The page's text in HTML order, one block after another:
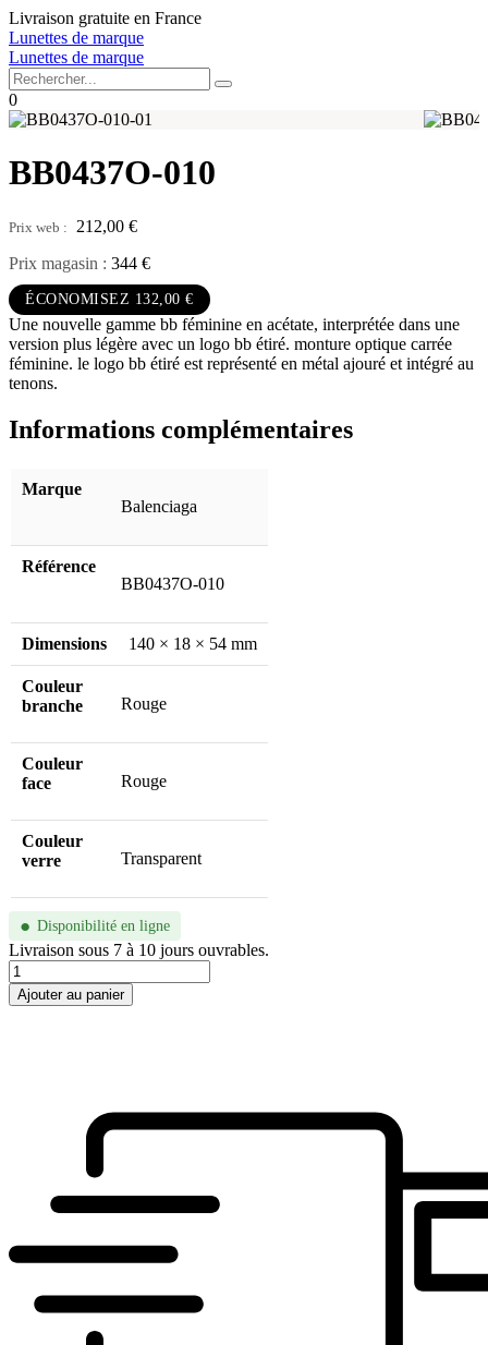
Aller
au
contenu
Livraison gratuite en France
Lunettes de marque
Lunettes de marque
0
BB0437O-010
212,00 €
Prix magasin : 344 €
ÉCONOMISEZ 132,00 €
Une nouvelle gamme bb féminine en acétate, interprétée dans une
version plus légère avec un logo bb étiré. monture optique carrée
féminine. le logo bb étiré est représenté en métal ajouré et intégré au
tenons.
Informations complémentaires
Référence
BB0437O-010
Dimensions 140 × 18 × 54 mm
Couleur
branche
Rouge
Couleur
face
Rouge
Couleur
verre
Transparent
Marque
Balenciaga
● Disponibilité en ligne
Livraison sous 7 à 10 jours ouvrables.
quantité
de
BB0437O-
Ajouter au panier